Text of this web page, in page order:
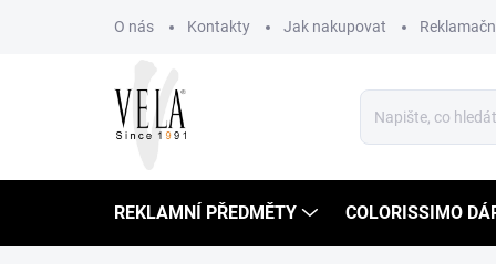
O nás Kontakty Jak nakupovat
REKLAMNÍ PŘEDMĚTY COLORISSIMO